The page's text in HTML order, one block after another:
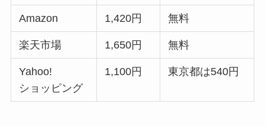
Amazon 1,420円 無料
楽天市場 1,650円 無料
Yahoo!
ショッピング
1,100円 東京都は540円